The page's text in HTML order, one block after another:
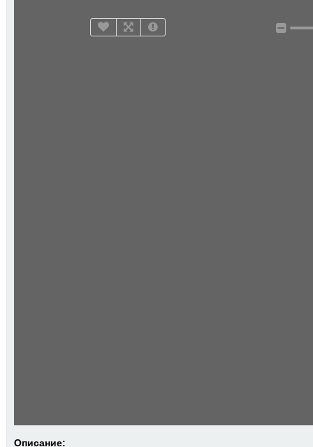
Описание: